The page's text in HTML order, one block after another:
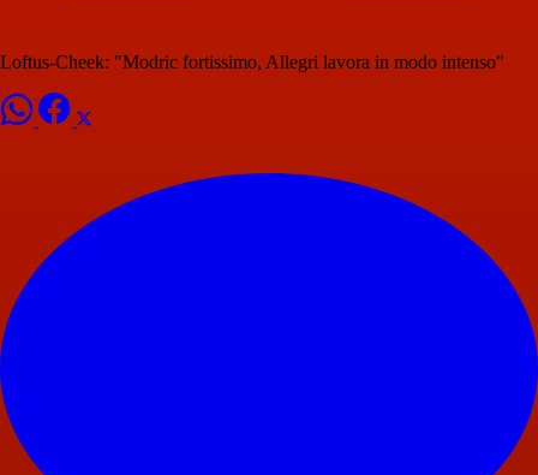
Loftus-Cheek: "Modric fortissimo, Allegri lavora in modo intenso"